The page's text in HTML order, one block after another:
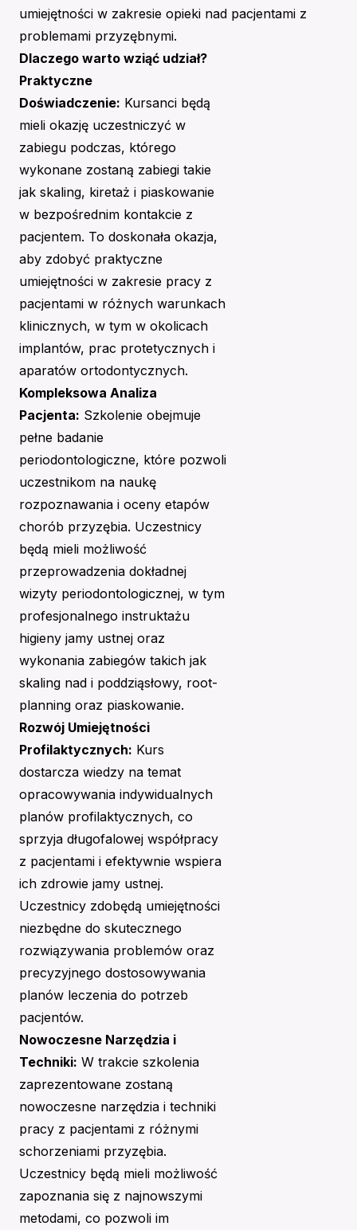
umiejętności w zakresie opieki nad pacjentami z
problemami przyzębnymi.
Dlaczego warto wziąć udział?
Praktyczne
Doświadczenie: Kursanci będą
mieli okazję uczestniczyć w
zabiegu podczas, którego
wykonane zostaną zabiegi takie
jak skaling, kiretaż i piaskowanie
w bezpośrednim kontakcie z
pacjentem. To doskonała okazja,
aby zdobyć praktyczne
umiejętności w zakresie pracy z
pacjentami w różnych warunkach
klinicznych, w tym w okolicach
implantów, prac protetycznych i
aparatów ortodontycznych.
Kompleksowa Analiza
Pacjenta: Szkolenie obejmuje
pełne badanie
periodontologiczne, które pozwoli
uczestnikom na naukę
rozpoznawania i oceny etapów
chorób przyzębia. Uczestnicy
będą mieli możliwość
przeprowadzenia dokładnej
wizyty periodontologicznej, w tym
profesjonalnego instruktażu
higieny jamy ustnej oraz
wykonania zabiegów takich jak
skaling nad i poddziąsłowy, root-
planning oraz piaskowanie.
Rozwój Umiejętności
Profilaktycznych: Kurs
dostarcza wiedzy na temat
opracowywania indywidualnych
planów profilaktycznych, co
sprzyja długofalowej współpracy
z pacjentami i efektywnie wspiera
ich zdrowie jamy ustnej.
Uczestnicy zdobędą umiejętności
niezbędne do skutecznego
rozwiązywania problemów oraz
precyzyjnego dostosowywania
planów leczenia do potrzeb
pacjentów.
Nowoczesne Narzędzia i
Techniki: W trakcie szkolenia
zaprezentowane zostaną
nowoczesne narzędzia i techniki
pracy z pacjentami z różnymi
schorzeniami przyzębia.
Uczestnicy będą mieli możliwość
zapoznania się z najnowszymi
metodami, co pozwoli im